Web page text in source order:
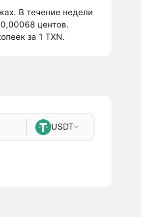
В течение недели
центов.
за 1 TXN.
USDT